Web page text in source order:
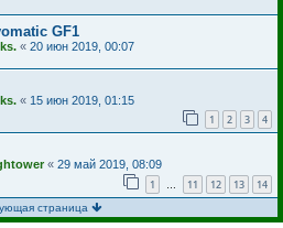
GF1
« 20 июн 2019, 00:07
« 15 июн 2019, 01:15
1 2 3 4
« 29 май 2019, 08:09
1 … 11 12 13 14
страница